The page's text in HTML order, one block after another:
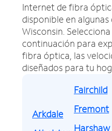
Internet de fibra
disponible en algunas
Wisconsin.
continuación para
fibra óptica, las
diseñados para tu
Arkdale
Fairchild
Fremont
Harshaw